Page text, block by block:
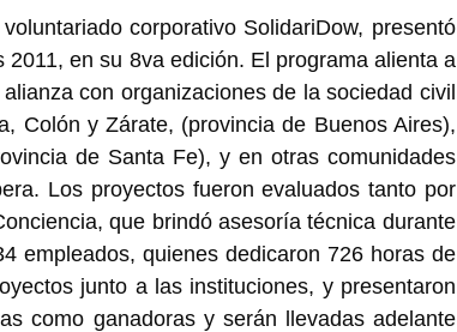
corporativo SolidariDow, presentó
en su 8va edición. El programa alienta a
con organizaciones de la sociedad civil
Colón y Zárate, (provincia de Buenos Aires),
de Santa Fe), y en otras comunidades
Los proyectos fueron evaluados tanto por
que brindó asesoría técnica durante
empleados, quienes dedicaron 726 horas de
junto a las instituciones, y presentaron
como ganadoras y serán llevadas adelante